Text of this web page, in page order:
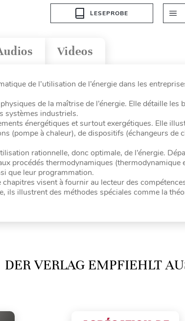
LESEPROBE
Videos
de l’utilisation de l’énergie dans les
de la maîtrise de l’énergie. Elle détaille
systèmes industriels.
énergétiques et surtout exergétiques. Elle
(pompe à chaleur), de dispositifs (échangeurs de
rationnelle, donc optimale, de l’énergie.
procédés thermodynamiques
que leur programmation.
visent à fournir au lecteur des
ils illustrent des méthodes spéciales comme la
DER VERLAG EMPFIEHLT